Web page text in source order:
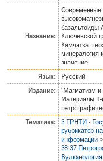
Название:
Современные
базальтоиды
Ключевской
Камчатка:
минералогия
значение
Язык:
Русский
Издание:
"Магматизм и
Материалы 1-
Тематика:
3 ГРНТИ -
рубрикатор
информации >
38.37
Вулканология